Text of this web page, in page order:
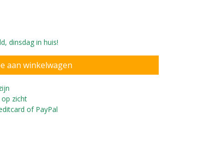
een Salta speeltoestel
dinsdag in huis!
op zicht
of PayPal